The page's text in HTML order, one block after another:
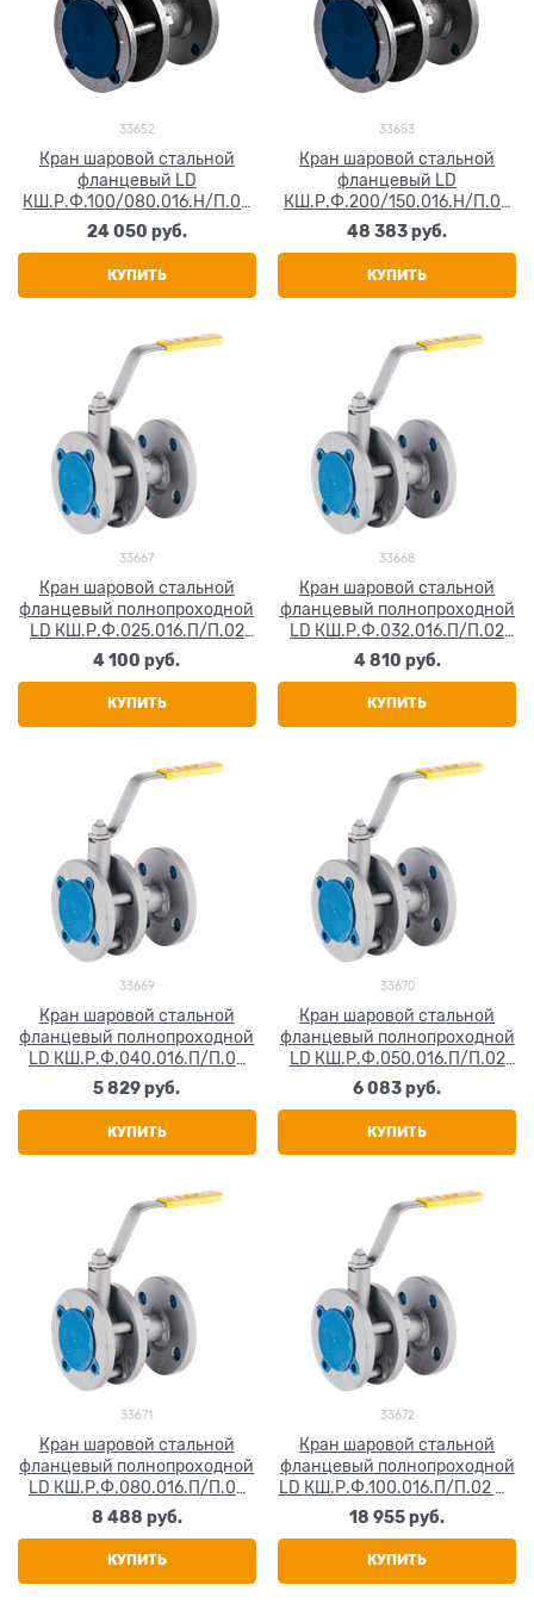
33652
Кран шаровой стальной
фланцевый LD
КШ.Р.Ф.100/080.016.Н/П.02
Ду 150 Ру16
24 050 руб.
КУПИТЬ
33653
Кран шаровой стальной
фланцевый LD
КШ.Р.Ф.200/150.016.Н/П.02
Ду 200 Ру16
48 383 руб.
КУПИТЬ
33667
Кран шаровой стальной
фланцевый полнопроходной
LD КШ.Р.Ф.025.016.П/П.02
Ду 25 Ру16
4 100 руб.
КУПИТЬ
33668
Кран шаровой стальной
фланцевый полнопроходной
LD КШ.Р.Ф.032.016.П/П.02
Ду 32 Ру16
4 810 руб.
КУПИТЬ
33669
Кран шаровой стальной
фланцевый полнопроходной
LD КШ.Р.Ф.040.016.П/П.02
Ду 40 Ру16
5 829 руб.
КУПИТЬ
33670
Кран шаровой стальной
фланцевый полнопроходной
LD КШ.Р.Ф.050.016.П/П.02
Ду 50 Ру16
6 083 руб.
КУПИТЬ
33671
Кран шаровой стальной
фланцевый полнопроходной
LD КШ.Р.Ф.080.016.П/П.02
Ду 80 Ру16
8 488 руб.
КУПИТЬ
33672
Кран шаровой стальной
фланцевый полнопроходной
LD КШ.Р.Ф.100.016.П/П.02 Ду
100 Ру16
18 955 руб.
КУПИТЬ